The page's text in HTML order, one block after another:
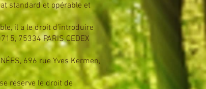
standard et opérable et
il a le droit d’introduire
75334 PARIS CEDEX
696 rue Yves Kermen,
réserve le droit de